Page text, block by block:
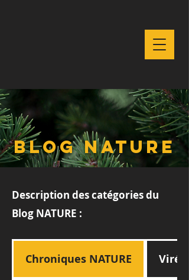
Blog nature
Description des catégories du
Blog NATURE :
Chroniques NATURE